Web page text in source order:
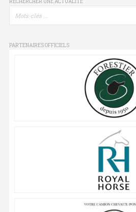
RECHERCHER UNE ACTUALITÉ
PARTENAIRES OFFICIELS